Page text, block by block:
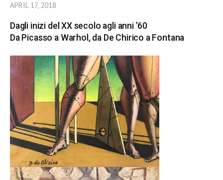
APRIL 17, 2018
Dagli inizi del XX secolo agli anni ’60
Da Picasso a Warhol, da De Chirico a Fontana